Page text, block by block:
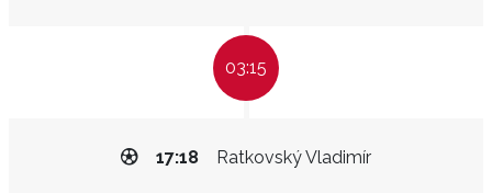
03:15
Ratkovský Vladimír
17:18